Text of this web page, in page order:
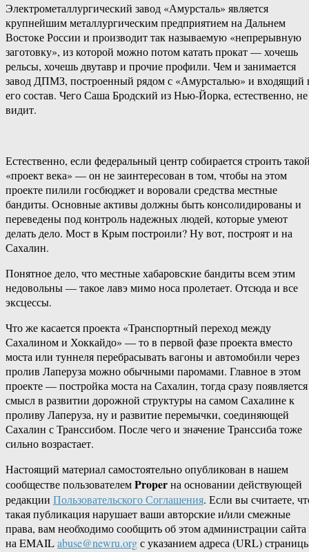
Электрометаллургический завод «Амурсталь» является
крупнейшим металлургическим предприятием на Дальнем
Востоке России и производит так называемую «непрерывную
заготовку», из которой можно потом катать прокат — хочешь
рельсы, хочешь двутавр и прочие профили. Чем и занимается
завод ДПМЗ, построенный рядом с «Амурсталью» и входящий
его состав. Чего Саша Бродский из Нью-Йорка, естественно, не
видит.
Естественно, если федеральный центр собирается строить
«проект века» — он не заинтересован в том, чтобы на этом
проекте пилили госбюджет и воровали средства местные
бандиты. Основные активы должны быть консолидированы и
переведены под контроль надежных людей, которые умеют
делать дело. Мост в Крым построили? Ну вот, построят и на
Сахалин.
Понятное дело, что местные хабаровские бандиты всем этим
недовольны — такое лавэ мимо носа пролетает. Отсюда и все
эксцессы.
Что же касается проекта «Транспортный переход между
Сахалином и Хоккайдо» — то в первой фазе проекта вместо
моста или туннеля перебрасывать вагоны и автомобили через
пролив Лаперуза можно обычными паромами. Главное в этом
проекте — постройка моста на Сахалин, тогда сразу появляется
смысл в развитии дорожной структуры на самом Сахалине к
проливу Лаперуза, ну и развитие перемычки, соединяющей
Сахалин с Транссибом. После чего и значение Транссиба тоже
сильно возрастает.
Настоящий материал самостоятельно опубликован в нашем
сообществе пользователемProperна основании действующей
редакции Пользовательского Соглашения. Если вы считаете,
такая публикация нарушает ваши авторские и/или смежные
права, вам необходимо сообщить об этом администрации сайта
на EMAILabuse@newru.orgс указанием адреса (URL)